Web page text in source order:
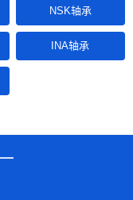
NSK轴承
INA轴承